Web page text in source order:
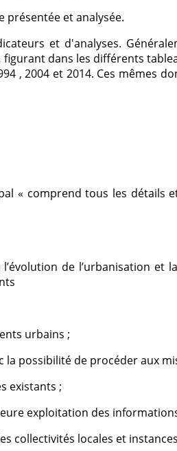
présentée et analysée.
et d'analyses.
dans les différents
, 2004 et 2014. Ces mêmes
« comprend tous les détails
de l’urbanisation
urbains ;
possibilité de procéder aux
existants ;
exploitation des
locales et